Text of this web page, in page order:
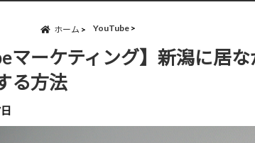
ホーム YouTube
マーケティング】新潟に居
る方法